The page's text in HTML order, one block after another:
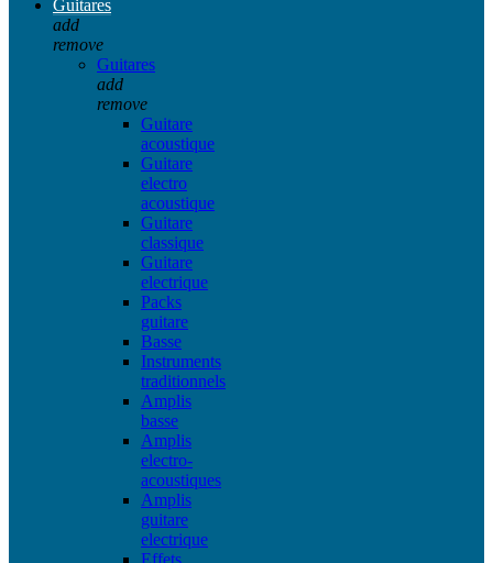
Guitares
add
remove
Guitares
add
remove
Guitare
acoustique
Guitare
electro
acoustique
Guitare
classique
Guitare
electrique
Packs
guitare
Basse
Instruments
traditionnels
Amplis
basse
Amplis
electro-
acoustiques
Amplis
guitare
electrique
Effets